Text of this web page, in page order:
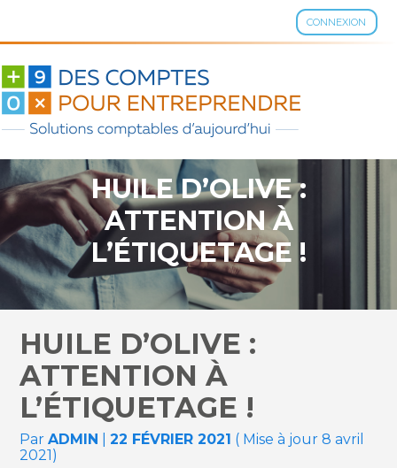
CONNEXION
Aller
contenu
HUILE D’OLIVE :
ATTENTION À
L’ÉTIQUETAGE !
HUILE D’OLIVE :
ATTENTION À
L’ÉTIQUETAGE !
ParADMIN |22 FÉVRIER 2021 ( Mise à jour 8 avril
2021)